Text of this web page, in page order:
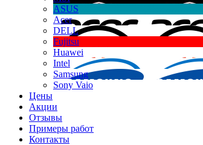
ASUS
Acer
DELL
Fujitsu
Huawei
Intel
Samsung
Sony Vaio
Цены
Акции
Отзывы
Примеры работ
Контакты